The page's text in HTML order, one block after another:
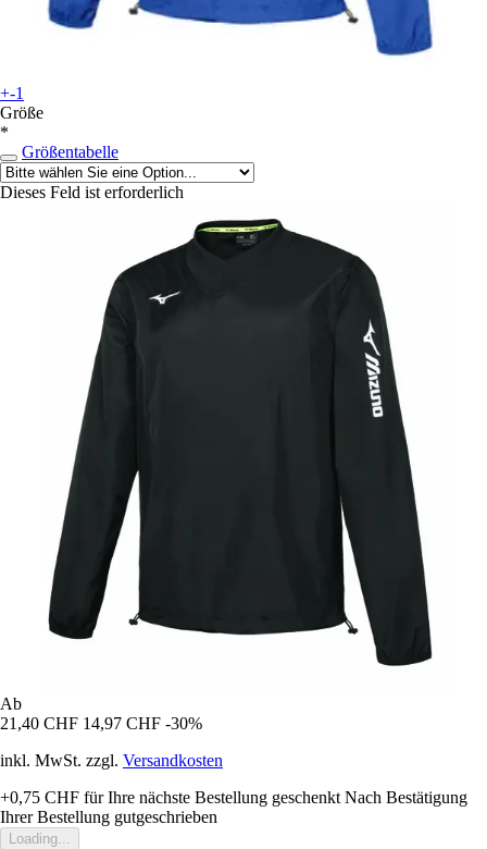
+-1
Größe
*
Größentabelle
Dieses Feld ist erforderlich
Ab
21,40 CHF 14,97 CHF -30%
inkl. MwSt. zzgl. Versandkosten
+0,75 CHF für Ihre nächste Bestellung geschenkt Nach Bestätigung
Ihrer Bestellung gutgeschrieben
Loading...